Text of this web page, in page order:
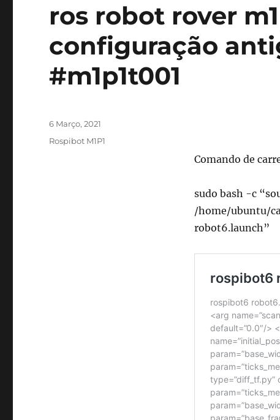
ros robot rover
configuração
#m1p1t001
Comando de
sudo bash -c
/home/ubuntu/
robot6.launch”
Publicado
6 Março, 2021
Categorias
Rospibot M1P1